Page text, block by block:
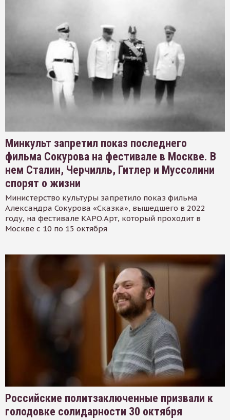
Минкульт запретил показ последнего
фильма Сокурова на фестивале в Москве. В
нем Сталин, Черчилль, Гитлер и Муссолини
спорят о жизни
Министерство культуры запретило показ фильма
Александра Сокурова «Сказка», вышедшего в 2022
году, на фестивале КАРО.Арт, который проходит в
Москве с 10 по 15 октября
Российские политзаключенные призвали к
голодовке солидарности 30 октября